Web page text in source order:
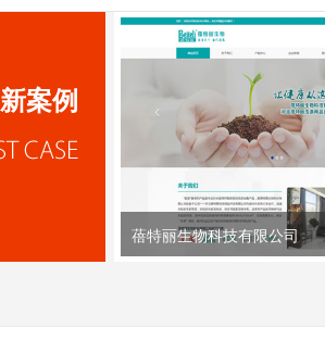
案例
蓓特丽生物科技有限公司